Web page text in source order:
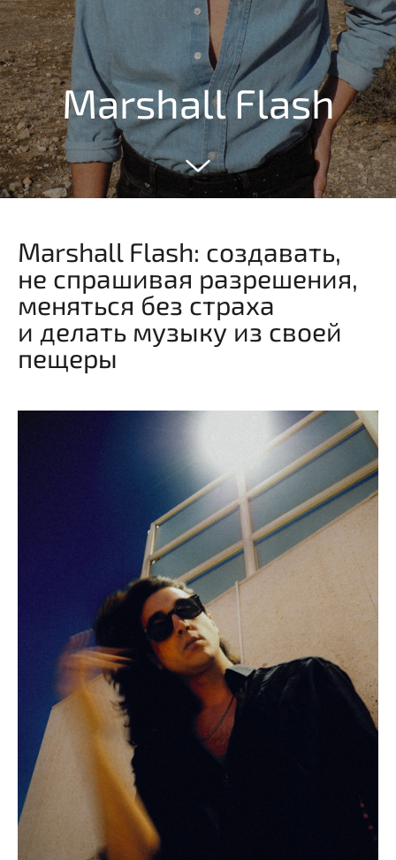
Marshall Flash
Marshall Flash: создавать,
не спрашивая разрешения,
меняться без страха
и делать музыку из своей
пещеры